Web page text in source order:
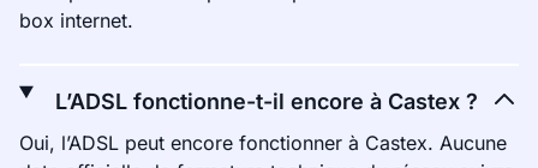
box internet.
L’ADSL fonctionne-t-il encore à Castex ?
Oui, l’ADSL peut encore fonctionner à Castex. Aucune